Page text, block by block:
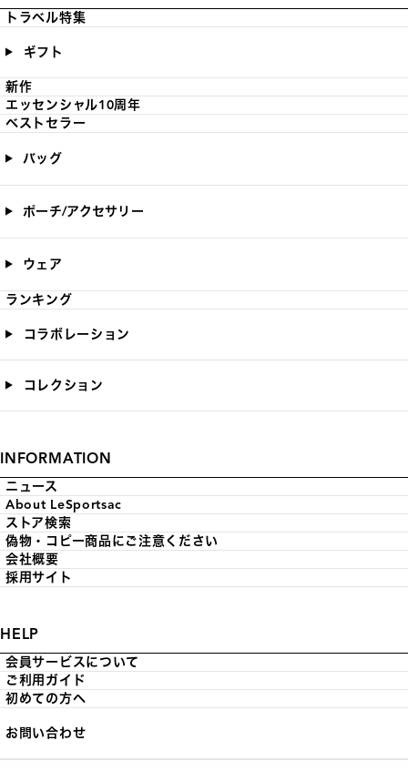
トラベル特集
ギフト
新作
エッセンシャル10周年
ベストセラー
バッグ
ポーチ/アクセサリー
ウェア
ランキング
コラボレーション
コレクション
INFORMATION
ニュース
About LeSportsac
ストア検索
偽物・コピー商品にご注意ください
会社概要
採用サイト
HELP
会員サービスについて
ご利用ガイド
初めての方へ
お問い合わせ